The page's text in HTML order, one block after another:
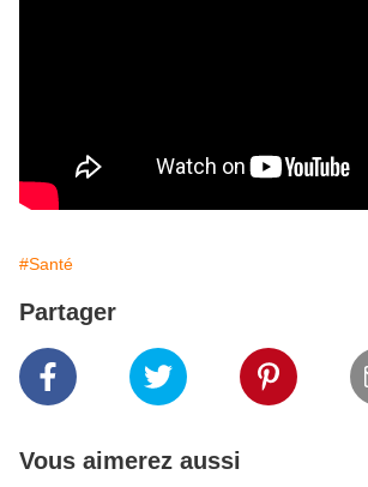
#Santé
Partager
Vous aimerez aussi